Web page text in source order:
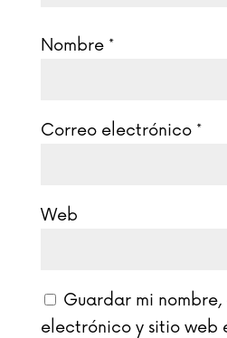
Nombre *
Correo electrónico *
Web
Guardar mi
electrónico y sitio web